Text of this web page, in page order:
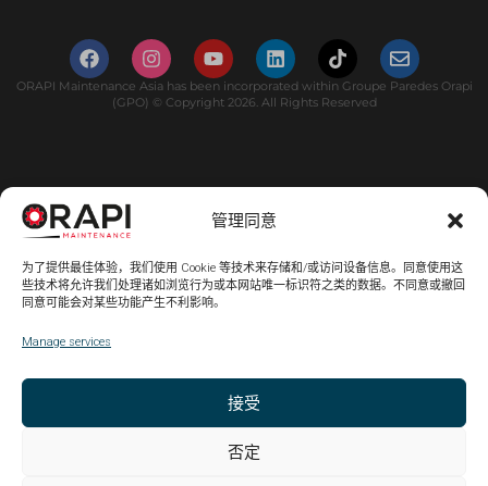
管理同意
为了提供最佳体验，我们使用 Cookie 等技术来存储和/或访问设备信息。同意使用这
些技术将允许我们处理诸如浏览行为或本网站唯一标识符之类的数据。不同意或撤回
同意可能会对某些功能产生不利影响。
Manage services
接受
否定
ORAPI Maintenance Asia has been incorporated within Groupe Paredes Orapi
(GPO) © Copyright 2026. All Rights Reserved